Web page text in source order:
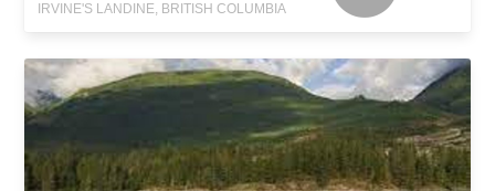
IRVINE'S LANDINE, BRITISH COLUMBIA